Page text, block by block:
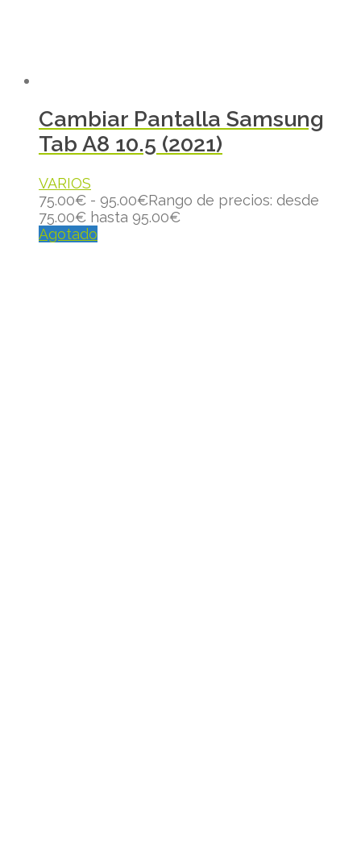
Cambiar Pantalla Samsung
Tab A8 10.5 (2021)
VARIOS
75.00€ - 95.00€Rango de precios: desde
75.00€ hasta 95.00€
Agotado